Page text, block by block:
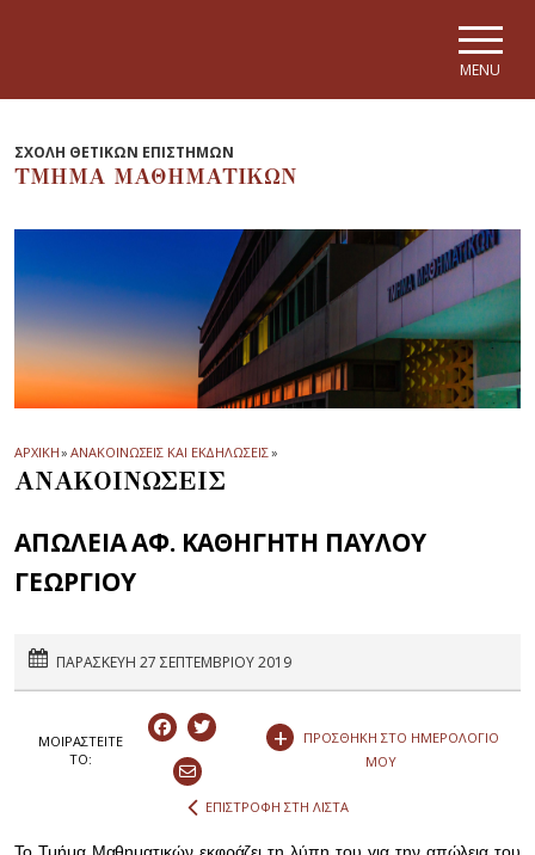
MENU
ΣΧΟΛΗ ΘΕΤΙΚΩΝ ΕΠΙΣΤΗΜΩΝ
ΤΜΗΜΑ ΜΑΘΗΜΑΤΙΚΩΝ
ΑΡΧΙΚΗ» ΑΝΑΚΟΙΝΩΣΕΙΣ ΚΑΙ ΕΚΔΗΛΩΣΕΙΣ»
ΑΝΑΚΟΙΝΩΣΕΙΣ
ΑΠΩΛΕΙΑ ΑΦ. ΚΑΘΗΓΗΤΗ ΠΑΥΛΟΥ
ΓΕΩΡΓΙΟΥ
ΠΑΡΑΣΚΕΥΗ 27 ΣΕΠΤΕΜΒΡΙΟΥ 2019
ΜΟΙΡΑΣΤEIΤΕ
ΤΟ:
+
ΠΡΟΣΘΗΚΗ ΣΤΟ ΗΜΕΡΟΛΟΓΙΟ
ΜΟΥ
ΕΠΙΣΤΡΟΦΗ ΣΤΗ ΛΙΣΤΑ